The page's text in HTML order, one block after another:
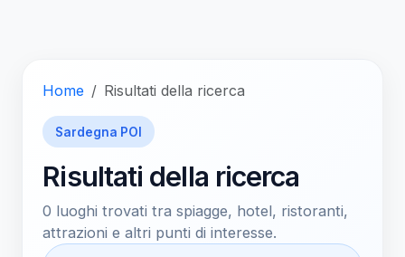
Home Risultati della ricerca
Sardegna POI
Risultati della ricerca
0 luoghi trovati tra spiagge, hotel, ristoranti,
attrazioni e altri punti di interesse.